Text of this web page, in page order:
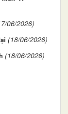
06/2026)
(18/06/2026)
(18/06/2026)